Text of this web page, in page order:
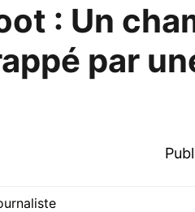
: Un
par